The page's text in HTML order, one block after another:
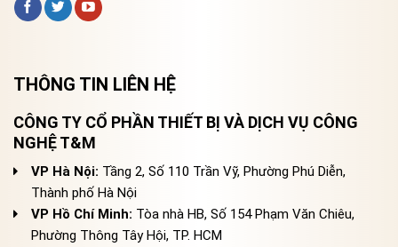
THÔNG TIN LIÊN HỆ
CÔNG TY CỔ PHẦN THIẾT BỊ VÀ DỊCH VỤ CÔNG
NGHỆ T&M
VP Hà Nội: Tầng 2, Số 110 Trần Vỹ, Phường Phú Diễn,
Thành phố Hà Nội
VP Hồ Chí Minh: Tòa nhà HB, Số 154 Phạm Văn Chiêu,
Phường Thông Tây Hội, TP. HCM